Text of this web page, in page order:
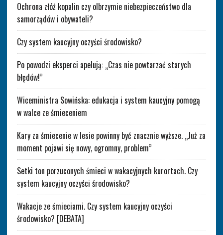
Ochrona złóż kopalin czy olbrzymie niebezpieczeństwo dla
samorządów i obywateli?
Czy system kaucyjny oczyści środowisko?
Po powodzi eksperci apelują: „Czas nie powtarzać starych
błędów!”
Wiceministra Sowińska: edukacja i system kaucyjny pomogą
w walce ze śmieceniem
Kary za śmiecenie w lesie powinny być znacznie wyższe. „Już za
moment pojawi się nowy, ogromny, problem”
Setki ton porzuconych śmieci w wakacyjnych kurortach. Czy
system kaucyjny oczyści środowisko?
Wakacje ze śmieciami. Czy system kaucyjny oczyści
środowisko? [DEBATA]